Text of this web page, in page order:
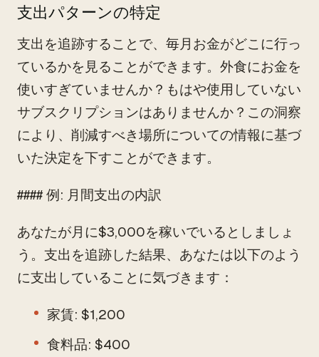
支出パターンの特定
支出を追跡することで、毎月お金がどこに行っ
ているかを見ることができます。外食にお金を
使いすぎていませんか？もはや使用していない
サブスクリプションはありませんか？この洞察
により、削減すべき場所についての情報に基づ
いた決定を下すことができます。
#### 例: 月間支出の内訳
あなたが月に$3,000を稼いでいるとしましょ
う。支出を追跡した結果、あなたは以下のよう
に支出していることに気づきます：
家賃: $1,200
食料品: $400